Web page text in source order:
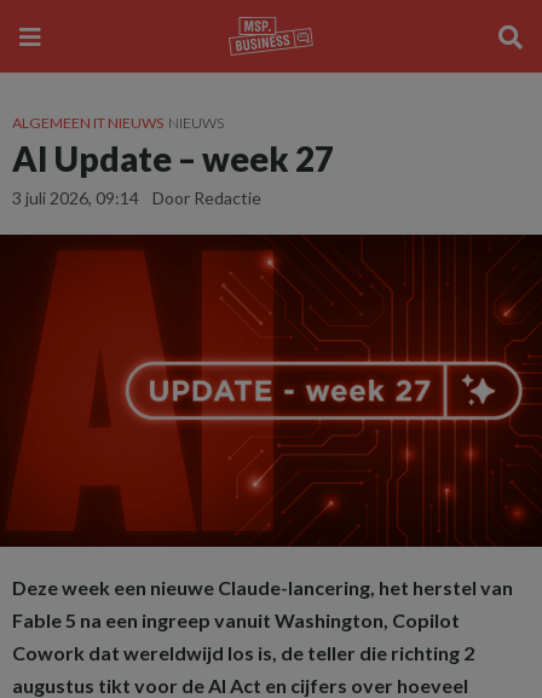
ALGEMEEN IT NIEUWS NIEUWS
AI Update – week 27
3 juli 2026, 09:14 Door Redactie
Deze week een nieuwe Claude-lancering, het herstel van
Fable 5 na een ingreep vanuit Washington, Copilot
Cowork dat wereldwijd los is, de teller die richting 2
augustus tikt voor de AI Act en cijfers over hoeveel